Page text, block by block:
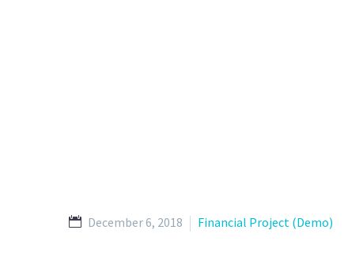
December 6, 2018 Financial Project (Demo)